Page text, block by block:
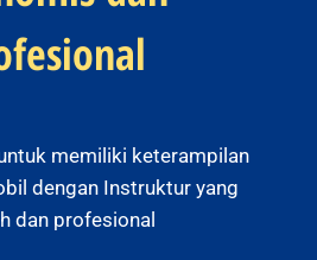
memiliki keterampilan
dengan Instruktur yang
dan profesional